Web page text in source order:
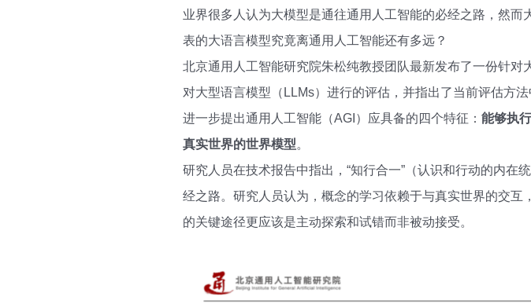
业界很多人认为大模型是通往通用人工智能的必经之路，然而
表的大语言模型究竟离通用人工智能还有多远？
北京通用人工智能研究院朱松纯教授团队最新发布了一份针
对大型语言模型（LLMs）进行的评估，并指出了当前评估方
进一步提出通用人工智能（AGI）应具备的四个特征： 能够执
真实世界的世界模型。
研究人员在技术报告中指出，“知行合一”（认识和行动的内
经之路。研究人员认为，概念的学习依赖于与真实世界的交
的关键途径更应该是主动探索和试错而非被动接受。